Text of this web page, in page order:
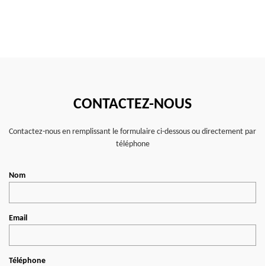
CONTACTEZ-NOUS
Contactez-nous en remplissant le formulaire ci-dessous ou directement par
téléphone
Nom
Email
Téléphone